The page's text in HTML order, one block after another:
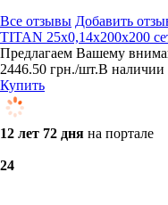
Все отзывы Добавить
TITAN 25х0,14х200х200
Предлагаем Вашему
2446.50 грн./шт.В наличии
Купить
12 лет 72 дня на портале
24